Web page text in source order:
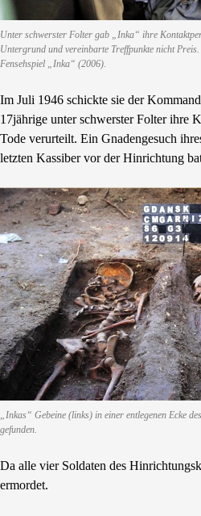
Unter schwerster Folter gab „Inka“ ihre
Untergrund und vereinbarte Treffpunkte nicht Preis.
Fensehspiel „Inka“ (2006).
Im Juli 1946 schickte sie der
17jährige unter schwerster Folter ihre
Tode verurteilt. Ein Gnadengesuch
letzten Kassiber vor der Hinrichtung
„Inkas“ Gebeine (links) in einer entlegenen Ecke
gefunden.
Da alle vier Soldaten des
ermordet.